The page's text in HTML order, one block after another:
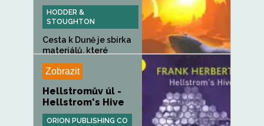
HODDER &
STOUGHTON
Cesta k Duně je sbírka
materiálů, které
Zobrazit
Hellstromův úl -
Hellstrom's Hive
ORION PUBLISHING CO